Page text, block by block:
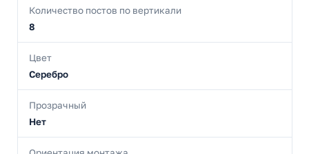
Количество постов по вертикали
8
Цвет
Серебро
Прозрачный
Нет